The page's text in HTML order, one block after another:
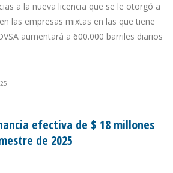
a la nueva licencia que se le otorgó a
las empresas mixtas en las que tiene
aumentará a 600.000 barriles diarios
efectiva de $ 18 millones
de 2025